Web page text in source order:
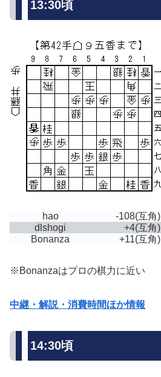
13:30頃
hao -108(互角)
dlshogi
+4(互角)
Bonanza
+11(互角)
※Bonanzaはプロの棋力に近い
中継・解説・消費時間ほか情報
14:30頃